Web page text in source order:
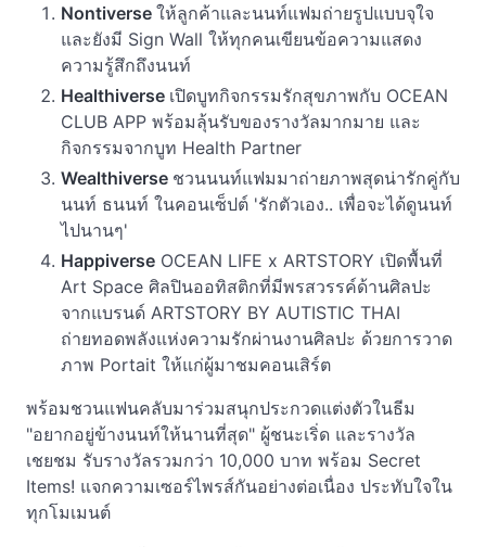
Nontiverse ให้ลูกค้าและนนท์แฟมถ่ายรูปแบบจุใจ
และยังมี Sign Wall ให้ทุกคนเขียนข้อความแสดง
ความรู้สึกถึงนนท์
Healthiverse เปิดบูทกิจกรรมรักสุขภาพกับ OCEAN
CLUB APP พร้อมลุ้นรับของรางวัลมากมาย และ
กิจกรรมจากบูท Health Partner
Wealthiverse ชวนนนท์แฟมมาถ่ายภาพสุดน่ารักคู่กับ
นนท์ ธนนท์ ในคอนเซ็ปต์ 'รักตัวเอง.. เพื่อจะได้ดูนนท์
ไปนานๆ'
Happiverse OCEAN LIFE x ARTSTORY เปิดพื้นที่
Art Space ศิลปินออทิสติกที่มีพรสวรรค์ด้านศิลปะ
จากแบรนด์ ARTSTORY BY AUTISTIC THAI
ถ่ายทอดพลังแห่งความรักผ่านงานศิลปะ ด้วยการวาด
ภาพ Portait ให้แก่ผู้มาชมคอนเสิร์ต
พร้อมชวนแฟนคลับมาร่วมสนุกประกวดแต่งตัวในธีม
"อยากอยู่ข้างนนท์ให้นานที่สุด" ผู้ชนะเริ่ด และรางวัล
เชยชม รับรางวัลรวมกว่า 10,000 บาท พร้อม Secret
Items! แจกความเซอร์ไพรส์กันอย่างต่อเนื่อง ประทับใจใน
ทุกโมเมนต์